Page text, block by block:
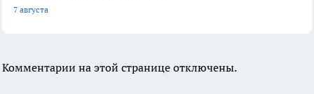
7 августа
Комментарии на этой странице отключены.